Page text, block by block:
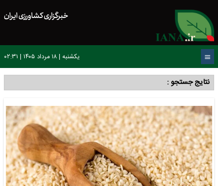
خبرگزاری کشاورزی ایران
یکشنبه | ۱۸ مرداد ۱۴۰۵ | ۰۲:۳۱
نتایج جستجو :